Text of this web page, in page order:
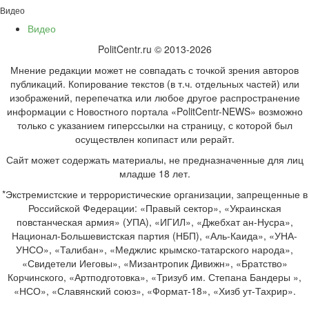
Видео
Видео
PolitCentr.ru © 2013-2026
Мнение редакции может не совпадать с точкой зрения авторов
публикаций. Копирование текстов (в т.ч. отдельных частей) или
изображений, перепечатка или любое другое распространение
информации с Новостного портала «PolitCentr-NEWS» возможно
только с указанием гиперссылки на страницу, с которой был
осуществлен копипаст или рерайт.
Сайт может содержать материалы, не предназначенные для лиц
младше 18 лет.
*Экстремистские и террористические организации, запрещенные в
Российской Федерации: «Правый сектор», «Украинская
повстанческая армия» (УПА), «ИГИЛ», «Джебхат ан-Нусра»,
Национал-Большевистская партия (НБП), «Аль-Каида», «УНА-
УНСО», «Талибан», «Меджлис крымско-татарского народа»,
«Свидетели Иеговы», «Мизантропик Дивижн», «Братство»
Корчинского, «Артподготовка», «Тризуб им. Степана Бандеры »,
«НСО», «Славянский союз», «Формат-18», «Хизб ут-Тахрир».